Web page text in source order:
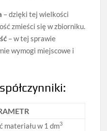
– dzięki tej wielkości
zmieści się w zbiorniku.
– w tej sprawie
wymogi miejscowe i
materiału w 1 dm3